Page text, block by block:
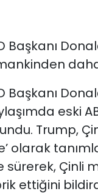
Başkanı
Başkanı
eski
Trump,
olarak
sürerek, Çinli
ettiğini